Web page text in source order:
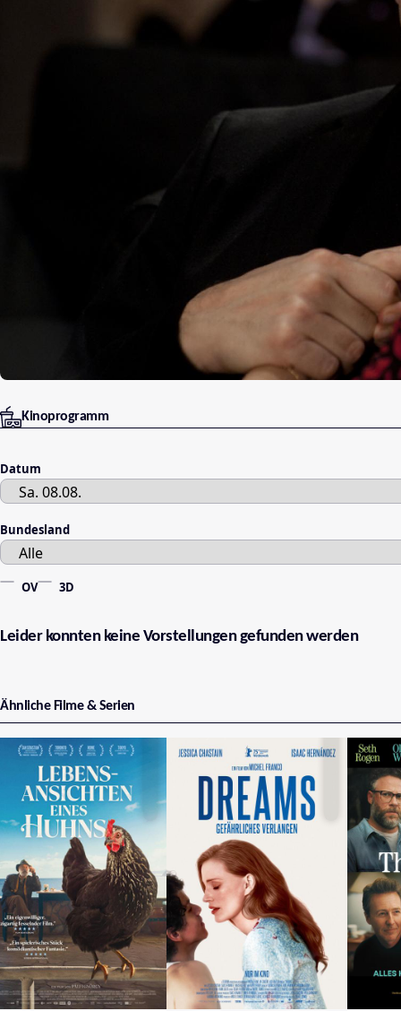
Kinoprogramm
Datum
Bundesland
OV 3D
Leider konnten keine Vorstellungen gefunden werden
Ähnliche Filme & Serien